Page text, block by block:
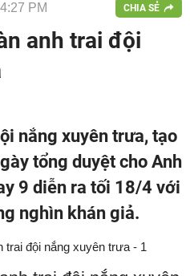
PM CHIA SẺ
anh trai đội
nắng xuyên trưa, tạo
tổng duyệt cho Anh
9 diễn ra tối 18/4 với
nghìn khán giả.